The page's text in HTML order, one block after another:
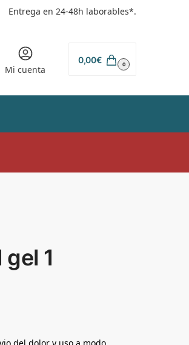
Entrega en 24-48h laborables*.
Mi cuenta
0,00€ 0
1
del dolor y uso a modo